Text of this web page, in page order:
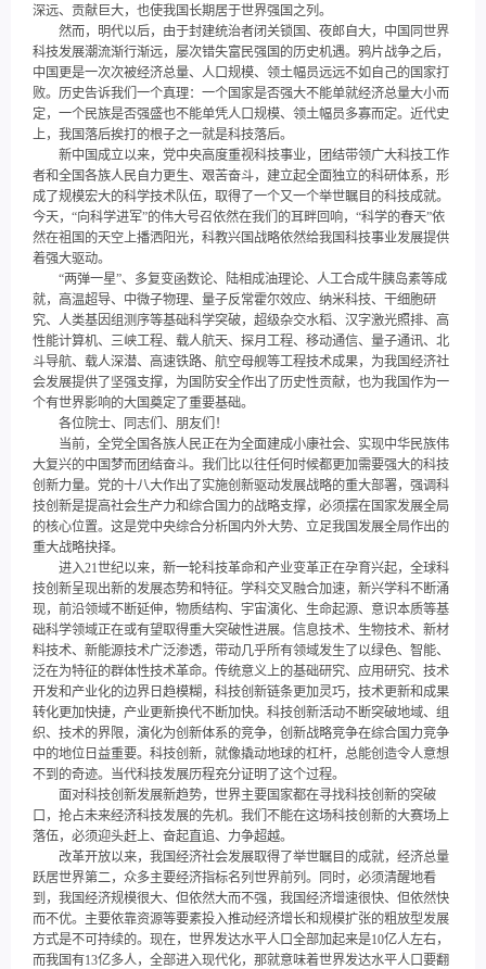
深远、贡献巨大，也使我国长期居于世界强国之列。
然而，明代以后，由于封建统治者闭关锁国、夜郎自大，中国同世界
科技发展潮流渐行渐远，屡次错失富民强国的历史机遇。鸦片战争之后，
中国更是一次次被经济总量、人口规模、领土幅员远远不如自己的国家打
败。历史告诉我们一个真理：一个国家是否强大不能单就经济总量大小而
定，一个民族是否强盛也不能单凭人口规模、领土幅员多寡而定。近代史
上，我国落后挨打的根子之一就是科技落后。
新中国成立以来，党中央高度重视科技事业，团结带领广大科技工作
者和全国各族人民自力更生、艰苦奋斗，建立起全面独立的科研体系，形
成了规模宏大的科学技术队伍，取得了一个又一个举世瞩目的科技成就。
今天，“向科学进军”的伟大号召依然在我们的耳畔回响，“科学的春天”依
然在祖国的天空上播洒阳光，科教兴国战略依然给我国科技事业发展提供
着强大驱动。
“两弹一星”、多复变函数论、陆相成油理论、人工合成牛胰岛素等成
就，高温超导、中微子物理、量子反常霍尔效应、纳米科技、干细胞研
究、人类基因组测序等基础科学突破，超级杂交水稻、汉字激光照排、高
性能计算机、三峡工程、载人航天、探月工程、移动通信、量子通讯、北
斗导航、载人深潜、高速铁路、航空母舰等工程技术成果，为我国经济社
会发展提供了坚强支撑，为国防安全作出了历史性贡献，也为我国作为一
个有世界影响的大国奠定了重要基础。
各位院士、同志们、朋友们！
当前，全党全国各族人民正在为全面建成小康社会、实现中华民族伟
大复兴的中国梦而团结奋斗。我们比以往任何时候都更加需要强大的科技
创新力量。党的十八大作出了实施创新驱动发展战略的重大部署，强调科
技创新是提高社会生产力和综合国力的战略支撑，必须摆在国家发展全局
的核心位置。这是党中央综合分析国内外大势、立足我国发展全局作出的
重大战略抉择。
进入21世纪以来，新一轮科技革命和产业变革正在孕育兴起，全球科
技创新呈现出新的发展态势和特征。学科交叉融合加速，新兴学科不断涌
现，前沿领域不断延伸，物质结构、宇宙演化、生命起源、意识本质等基
础科学领域正在或有望取得重大突破性进展。信息技术、生物技术、新材
料技术、新能源技术广泛渗透，带动几乎所有领域发生了以绿色、智能、
泛在为特征的群体性技术革命。传统意义上的基础研究、应用研究、技术
开发和产业化的边界日趋模糊，科技创新链条更加灵巧，技术更新和成果
转化更加快捷，产业更新换代不断加快。科技创新活动不断突破地域、组
织、技术的界限，演化为创新体系的竞争，创新战略竞争在综合国力竞争
中的地位日益重要。科技创新，就像撬动地球的杠杆，总能创造令人意想
不到的奇迹。当代科技发展历程充分证明了这个过程。
面对科技创新发展新趋势，世界主要国家都在寻找科技创新的突破
口，抢占未来经济科技发展的先机。我们不能在这场科技创新的大赛场上
落伍，必须迎头赶上、奋起直追、力争超越。
改革开放以来，我国经济社会发展取得了举世瞩目的成就，经济总量
跃居世界第二，众多主要经济指标名列世界前列。同时，必须清醒地看
到，我国经济规模很大、但依然大而不强，我国经济增速很快、但依然快
而不优。主要依靠资源等要素投入推动经济增长和规模扩张的粗放型发展
方式是不可持续的。现在，世界发达水平人口全部加起来是10亿人左右，
而我国有13亿多人，全部进入现代化，那就意味着世界发达水平人口要翻